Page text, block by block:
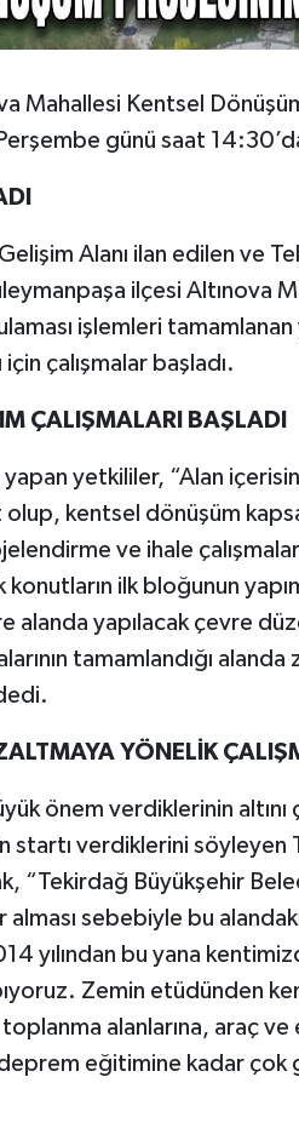
Mahallesi Kentsel
günü saat
Alanı ilan edilen ve
ilçesi Altınova
işlemleri tamamlanan
çalışmalar başladı.
ÇALIŞMALARI BAŞLADI
yapan yetkililer, “Alan
kentsel dönüşüm
ve ihale
ilk bloğunun
alanda yapılacak çevre
tamamlandığı
YÖNELİK
önem verdiklerinin
startı verdiklerini söyleyen
“Tekirdağ Büyükşehir
sebebiyle bu
yılından bu yana
Zemin etüdünden
alanlarına, araç ve
eğitimine kadar çok